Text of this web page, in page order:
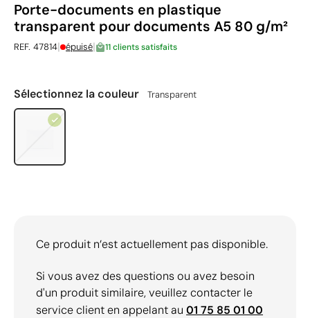
Porte-documents en plastique
transparent pour documents A5 80 g/m²
REF. 47814| épuisé| 11 clients satisfaits
Sélectionnez la couleur Transparent
Ce produit n’est actuellement pas disponible.
Si vous avez des questions ou avez besoin
d'un produit similaire, veuillez contacter le
service client en appelant au 01 75 85 01 00